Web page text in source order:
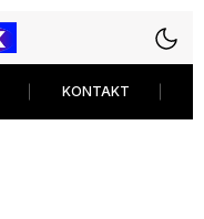
KONTAKT